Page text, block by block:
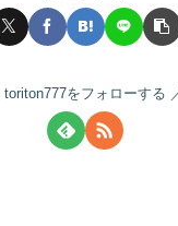
toriton777をフォローする